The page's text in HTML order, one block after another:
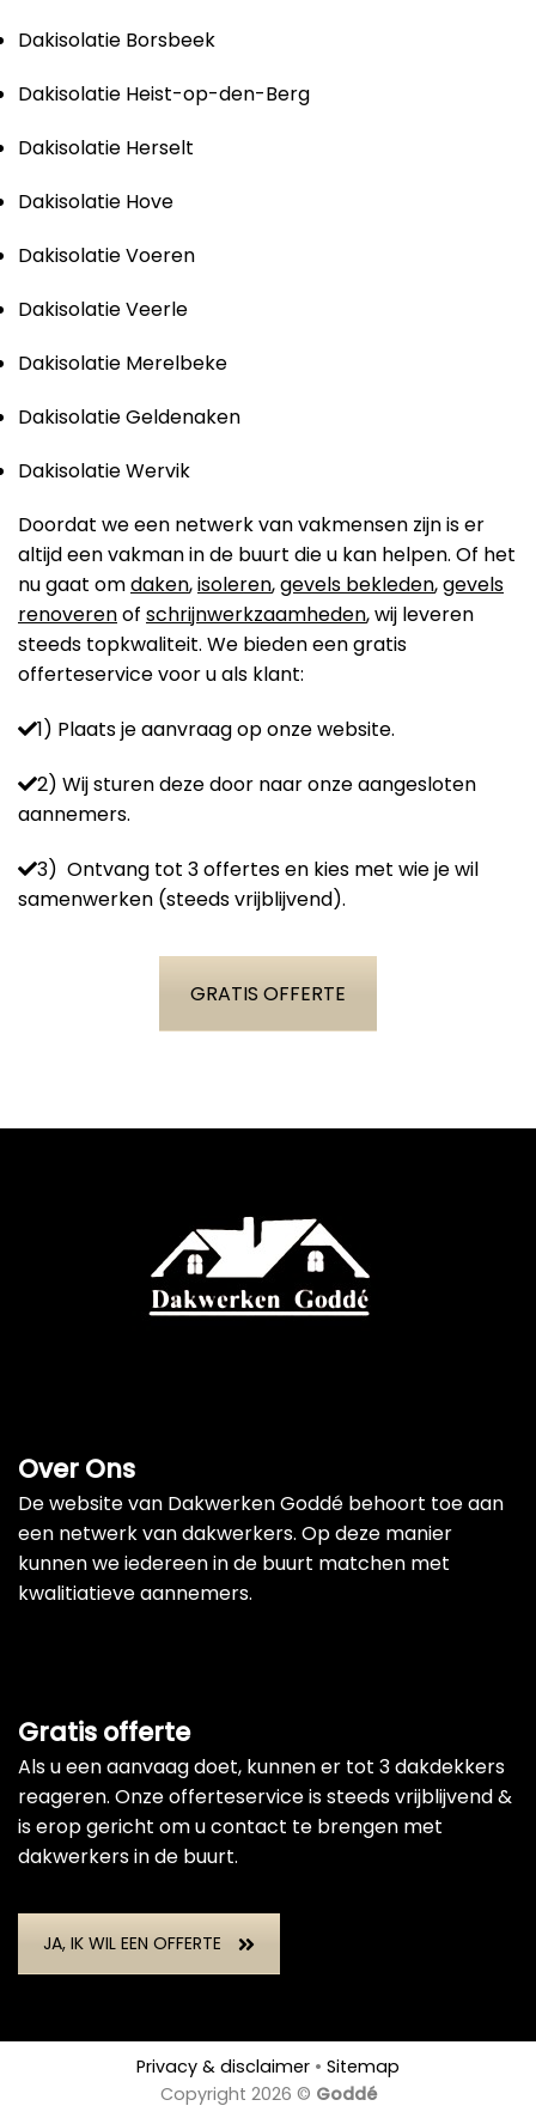
Dakisolatie Borsbeek
Dakisolatie Heist-op-den-Berg
Dakisolatie Herselt
Dakisolatie Hove
Dakisolatie Voeren
Dakisolatie Veerle
Dakisolatie Merelbeke
Dakisolatie Geldenaken
Dakisolatie Wervik
Doordat we een netwerk van vakmensen zijn is er
altijd een vakman in de buurt die u kan helpen. Of het
nu gaat omdaken,isoleren,gevels bekleden,gevels
renoverenof schrijnwerkzaamheden, wij leveren
steeds topkwaliteit. We bieden een gratis
offerteservice voor u als klant:
1) Plaats je aanvraag op onze website.
2) Wij sturen deze door naar onze aangesloten
aannemers.
3) Ontvang tot 3 offertes en kies met wie je wil
samenwerken (steeds vrijblijvend).
GRATIS OFFERTE
Over Ons
De website van Dakwerken Goddé behoort toe aan
een netwerk van dakwerkers. Op deze manier
kunnen we iedereen in de buurt matchen met
kwalitiatieve aannemers.
Gratis offerte
Als u een aanvaag doet, kunnen er tot 3 dakdekkers
reageren. Onze offerteservice is steeds vrijblijvend &
is erop gericht om u contact te brengen met
dakwerkers in de buurt.
JA, IK WIL EEN OFFERTE
Privacy & disclaimer • Sitemap
Copyright 2026 © Goddé